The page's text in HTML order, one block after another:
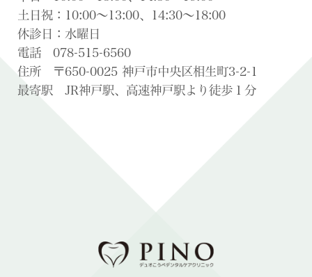
土日祝：10:00〜13:00、14:30〜18:00
休診日：水曜日
電話 078-515-6560
住所 〒650-0025 神戸市中央区相生町3-2-1
最寄駅 JR神戸駅、高速神戸駅より徒歩１分